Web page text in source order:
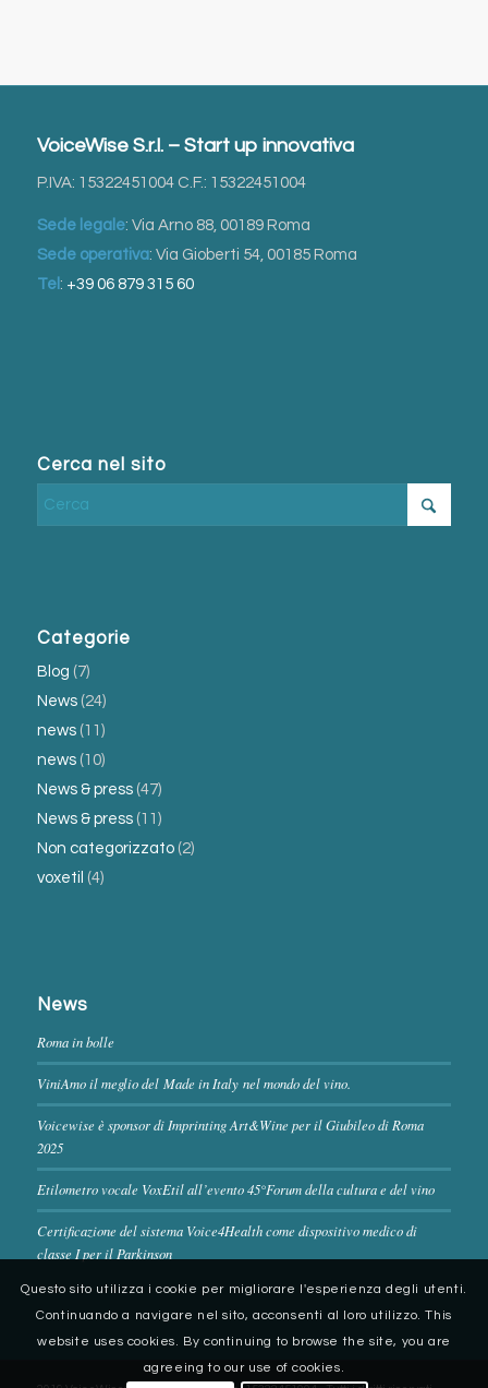
VoiceWise S.r.l. – Start up innovativa
P.IVA: 15322451004 C.F.: 15322451004
Sede legale: Via Arno 88, 00189 Roma
Sede operativa: Via Gioberti 54, 00185 Roma
Tel : +39 06 879 315 60
Cerca nel sito
Categorie
Blog (7)
News(24)
news(11)
news(10)
News & press(47)
News & press(11)
Non categorizzato(2)
voxetil (4)
News
Roma in bolle
ViniAmo il meglio del Made in Italy nel mondo del vino.
Voicewise è sponsor di Imprinting Art&Wine per il Giubileo di Roma
2025
Etilometro vocale VoxEtil all’evento 45°Forum della cultura e del vino
Certificazione del sistema Voice4Health come dispositivo medico di
classe I per il Parkinson
Questo sito utilizza i cookie per migliorare l'esperienza degli utenti.
Continuando a navigare nel sito, acconsenti al loro utilizzo. This
website uses cookies. By continuing to browse the site, you are
agreeing to our use of cookies.